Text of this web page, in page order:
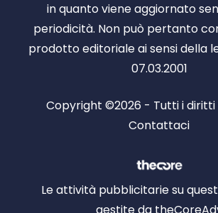
in quanto viene aggiornato
periodicità. Non può pertanto
prodotto editoriale ai sensi della
07.03.2001
Copyright ©2026 - Tutti i
Contattaci
Le attività pubblicitarie su